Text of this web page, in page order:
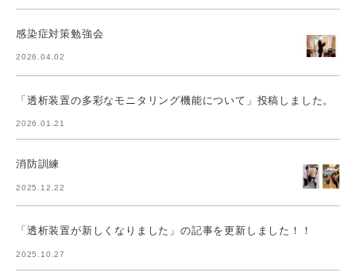
感染症対策勉強会
2026.04.02
「透析装置の多彩なモニタリング機能について」投稿しました。
2026.01.21
消防訓練
2025.12.22
「透析装置が新しくなりました」の記事を更新しました！！
2025.10.27